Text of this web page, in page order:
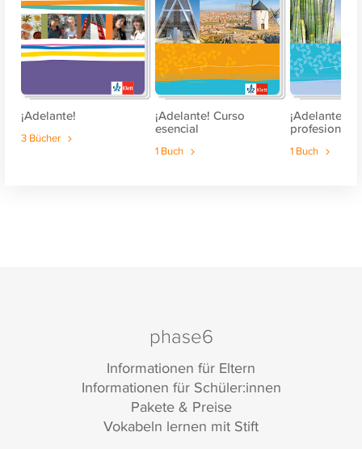
¡Adelante!
3 Bücher
¡Adelante! Curso
esencial
1 Buch
¡Adelante!
profesional
1 Buch
phase6
Informationen für Eltern
Informationen für Schüler:innen
Pakete & Preise
Vokabeln lernen mit Stift